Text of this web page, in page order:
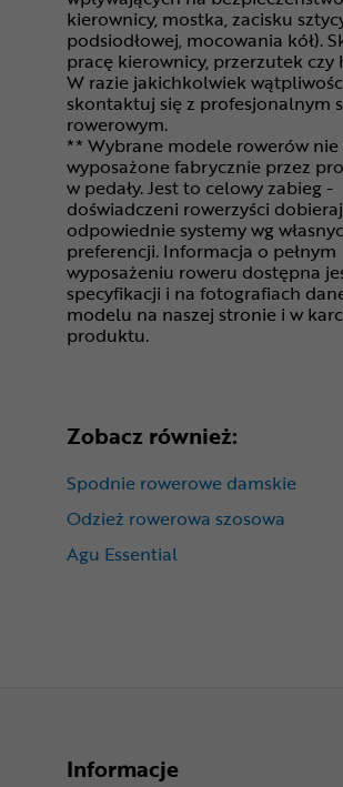
kierownicy, mostka, zacisku
podsiodłowej, mocowania kół).
pracę kierownicy, przerzutek czy
W razie jakichkolwiek
skontaktuj się z profesjonalnym
rowerowym.
** Wybrane modele rowerów nie
wyposażone fabrycznie przez
w pedały. Jest to celowy zabieg -
doświadczeni rowerzyści
odpowiednie systemy wg
preferencji. Informacja o pełnym
wyposażeniu roweru dostępna
specyfikacji i na fotografiach
modelu na naszej stronie i w
produktu.
Zobacz również:
Spodnie rowerowe damskie
Odzież rowerowa szosowa
Agu Essential
Informacje